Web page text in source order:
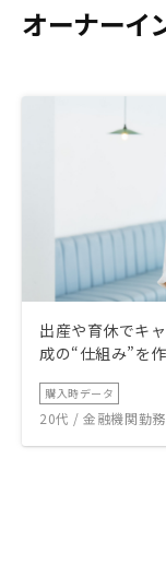
オーナーイ
出産や育休でキ
成の“仕組み”を
購入時データ
20代 / 金融機関勤務